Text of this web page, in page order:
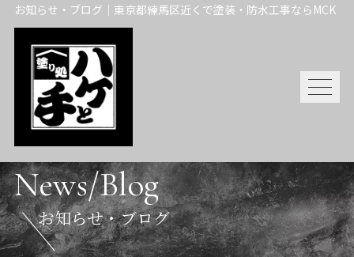
お知らせ・ブログ｜東京都練馬区近くで塗装・防水工事ならMCK
News/Blog
お知らせ・ブログ